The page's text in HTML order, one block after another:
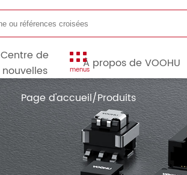
Centre de
nouvelles
menusÀ propos de VOOHU
Page d'accueil/Produits